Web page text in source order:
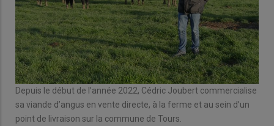
Depuis le début de l’année 2022, Cédric Joubert commercialise
sa viande d’angus en vente directe, à la ferme et au sein d’un
point de livraison sur la commune de Tours.